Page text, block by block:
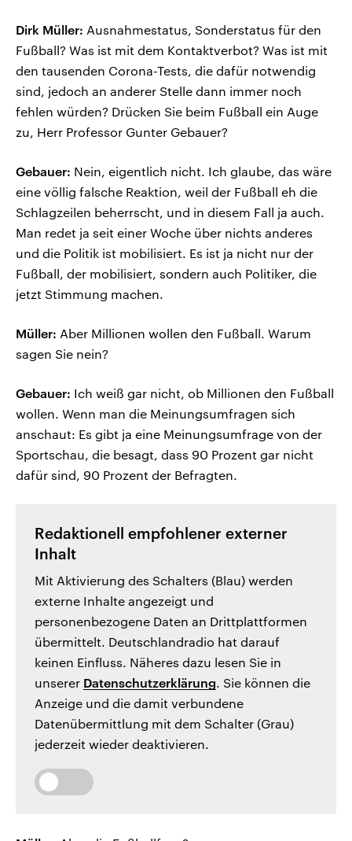
Dirk Müller: Ausnahmestatus, Sonderstatus für den
Fußball? Was ist mit dem Kontaktverbot? Was ist mit
den tausenden Corona-Tests, die dafür notwendig
sind, jedoch an anderer Stelle dann immer noch
fehlen würden? Drücken Sie beim Fußball ein Auge
zu, Herr Professor Gunter Gebauer?
Gebauer: Nein, eigentlich nicht. Ich glaube, das wäre
eine völlig falsche Reaktion, weil der Fußball eh die
Schlagzeilen beherrscht, und in diesem Fall ja auch.
Man redet ja seit einer Woche über nichts anderes
und die Politik ist mobilisiert. Es ist ja nicht nur der
Fußball, der mobilisiert, sondern auch Politiker, die
jetzt Stimmung machen.
Müller: Aber Millionen wollen den Fußball. Warum
sagen Sie nein?
Gebauer: Ich weiß gar nicht, ob Millionen den Fußball
wollen. Wenn man die Meinungsumfragen sich
anschaut: Es gibt ja eine Meinungsumfrage von der
Sportschau, die besagt, dass 90 Prozent gar nicht
dafür sind, 90 Prozent der Befragten.
Redaktionell empfohlener externer
Inhalt
Mit Aktivierung des Schalters (Blau) werden
externe Inhalte angezeigt und
personenbezogene Daten an Drittplattformen
übermittelt. Deutschlandradio hat darauf
keinen Einfluss. Näheres dazu lesen Sie in
unserer Datenschutzerklärung. Sie können die
Anzeige und die damit verbundene
Datenübermittlung mit dem Schalter (Grau)
jederzeit wieder deaktivieren.